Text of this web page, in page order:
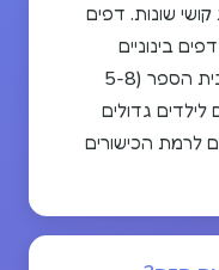
שונות. דפים
(2-4 שנים), דפים בינוניים
מתאימים לילדים בגיל גן ובתחילת בית הספר (5-8
לילדים גדולים
לרמת הכישורים